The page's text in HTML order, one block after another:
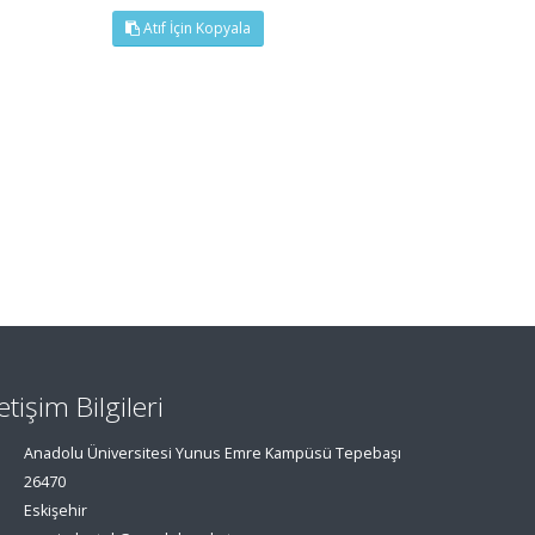
Atıf İçin Kopyala
Bilgileri
Anadolu Üniversitesi Yunus Emre Kampüsü Tepebaşı
26470
Eskişehir